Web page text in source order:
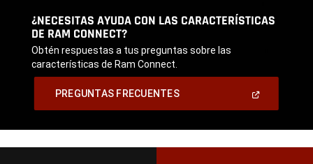
¿NECESITAS AYUDA CON LAS CARACTERÍSTICAS
DE RAM CONNECT?
,Obtén respuestas a tus preguntas sobre las
características de Ram Connect.
PREGUNTAS FRECUENTES(Abrir